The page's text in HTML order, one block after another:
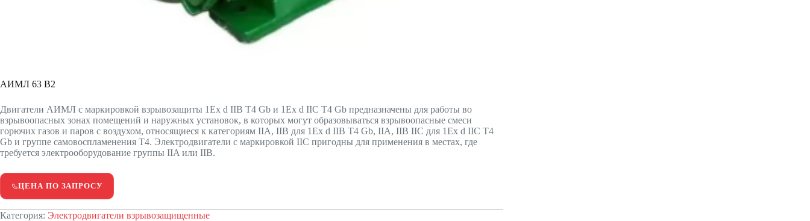
АИМЛ 63 В2
Двигатели АИМЛ с маркировкой взрывозащиты 1Ex d IIВ Т4 Gb и 1Ex d IIС Т4 Gb предназначены для работы во
взрывоопасных зонах помещений и наружных установок, в которых могут образовываться взрывоопасные смеси
горючих газов и паров с воздухом, относящиеся к категориям IIА, IIВ для 1Ex d IIВ Т4 Gb, IIА, IIВ IIС для 1Ex d IIС Т4
Gb и группе самовоспламенения Т4. Электродвигатели с маркировкой IIC пригодны для применения в местах, где
требуется электрооборудование группы IIA или IIB.
ЦЕНА ПО ЗАПРОСУ
Категория: Электродвигатели взрывозащищенные